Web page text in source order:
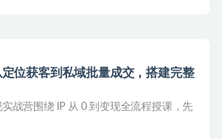
位获客到私域批量成交，搭建完整
战营围绕 IP 从 0 到变现全流程授课，先